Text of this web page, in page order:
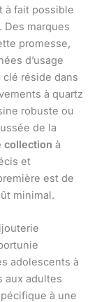
à fait possible
marques
promesse,
d’usage
réside dans
à quartz
robuste ou
de la
collection à
et
est de
minimal.
adolescents à
aux adultes
à une